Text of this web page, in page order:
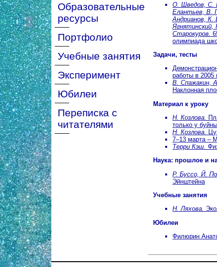
Образовательные
ресурсы
Портфолио
Учебные занятия
Эксперимент
Юбилеи
Переписка с
читателями
О. Шведов, С.
Елантьев, В.
Андрианов, К.
Старокуров.
олимпиада
Задачи, тесты
работы в 2005
В. Спажакин,
Наклонная
Материал к уроку
Н. Козлова.
только у
Н. Козлова.
7–13 марта –
Терри Кэш.
Наука: прошлое и
Р. Буссо, Й.
Эйнштейна
Учебные занятия
Н. Ляхова.
Юбилеи
Филюрин